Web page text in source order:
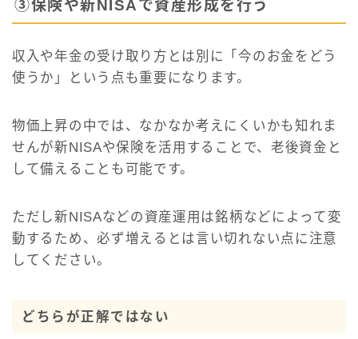
③保険や新NISAで資産形成を行う
収入や年金の受け取り方とは別に「今のお金をどう
使うか」という点も重要になります。
物価上昇の中では、なかなか考えにくいかも知れま
せんが新NISAや保険を活用することで、老後資金と
して備えることも可能です。
ただし新NISAなどの資産運用は銘柄などによって変
動するため、必ず増えるとは言い切れない点に注意
してください。
どちらが正解ではない